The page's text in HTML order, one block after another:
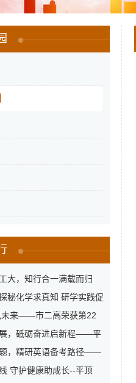
大，知行合一满载而归
秘化学求真知 研学实践促
未来——市二高荣获第22
，砥砺奋进启新程——平
，精研英语备考路径——
守护健康助成长--平顶